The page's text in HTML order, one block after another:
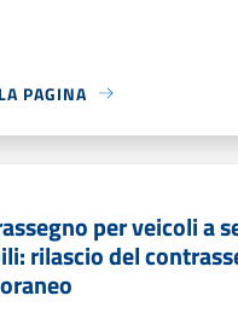
PAGINA
per veicoli a
rilascio del